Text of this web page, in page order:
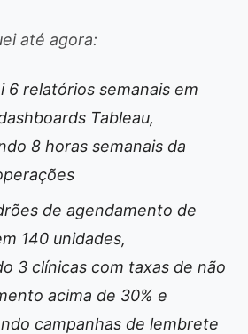
até agora:
6 relatórios semanais em
Tableau,
8 horas semanais da
de agendamento de
140 unidades,
3 clínicas com taxas de não
acima de 30% e
campanhas de lembrete